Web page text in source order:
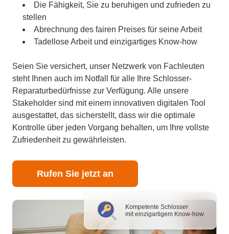
Kompetente Schlosser
mit einzigartigem Know-how
Die Fähigkeit, Sie zu beruhigen und zufrieden zu
stellen
Abrechnung des fairen Preises für seine Arbeit
Tadellose Arbeit und einzigartiges Know-how
Seien Sie versichert, unser Netzwerk von Fachleuten
steht Ihnen auch im Notfall für alle Ihre Schlosser-
Reparaturbedürfnisse zur Verfügung. Alle unsere
Stakeholder sind mit einem innovativen digitalen Tool
ausgestattet, das sicherstellt, dass wir die optimale
Kontrolle über jeden Vorgang behalten, um Ihre vollste
Zufriedenheit zu gewährleisten.
Rufen Sie jetzt an